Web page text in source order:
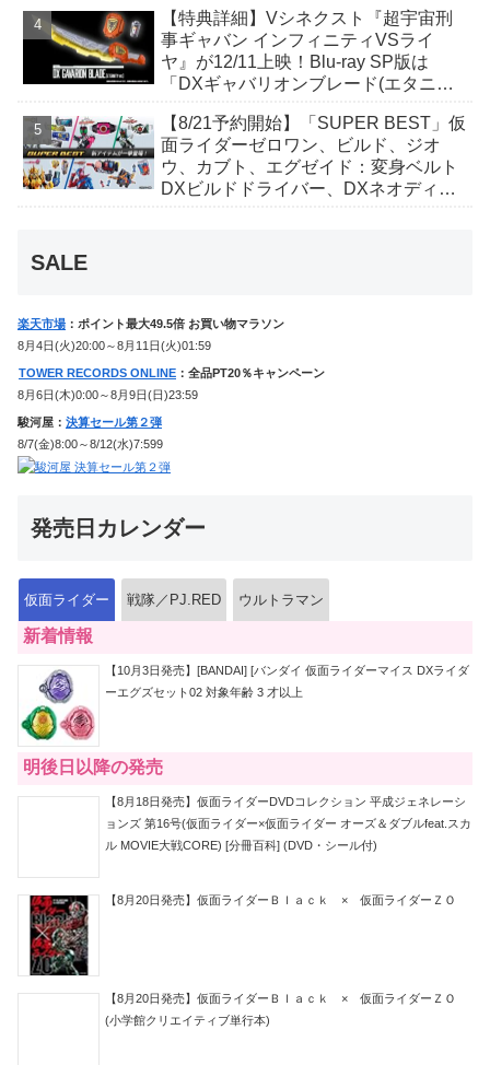
【特典詳細】Vシネクスト『超宇宙刑
事ギャバン インフィニティVSライ
ヤ』が12/11上映！Blu-ray SP版は
「DXギャバリオンブレード(エタニテ
か豪華特典付き！
【8/21予約開始】「SUPER BEST」仮
面ライダーゼロワン、ビルド、ジオ
ウ、カブト、エグゼイド：変身ベルト
DXビルドドライバー、DXネオディケ
SALE
楽天市場 ：ポイント最大49.5倍 お買い物マラソン
8月4日(火)20:00～8月11日(火)01:59
TOWER RECORDS ONLINE ：全品PT20％キャンペーン
8月6日(木)0:00～8月9日(日)23:59
駿河屋： 決算セール第２弾
8/7(金)8:00～8/12(水)7:599
発売日カレンダー
仮面ライダー 戦隊／PJ.RED ウルトラマン
新着情報
【10月3日発売】[BANDAI] [バンダイ 仮面ライダーマイス DXライダ
ーエグズセット02 対象年齢 3 才以上
明後日以降の発売
【8月18日発売】仮面ライダーDVDコレクション 平成ジェネレーシ
ョンズ 第16号(仮面ライダー×仮面ライダー オーズ＆ダブルfeat.スカ
ル MOVIE大戦CORE) [分冊百科] (DVD・シール付)
【8月20日発売】仮面ライダーＢｌａｃｋ × 仮面ライダーＺＯ
【8月20日発売】仮面ライダーＢｌａｃｋ × 仮面ライダーＺＯ
(小学館クリエイティブ単行本)